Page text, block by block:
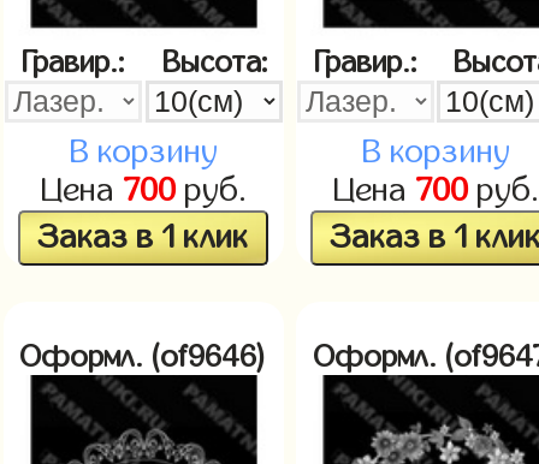
Гравир.: Высота:
В корзину
Цена 700руб.
Заказ в 1 клик
Гравир.:
В корзину
Цена 700руб.
Заказ в 1
Оформл. (of9646) Оформл.